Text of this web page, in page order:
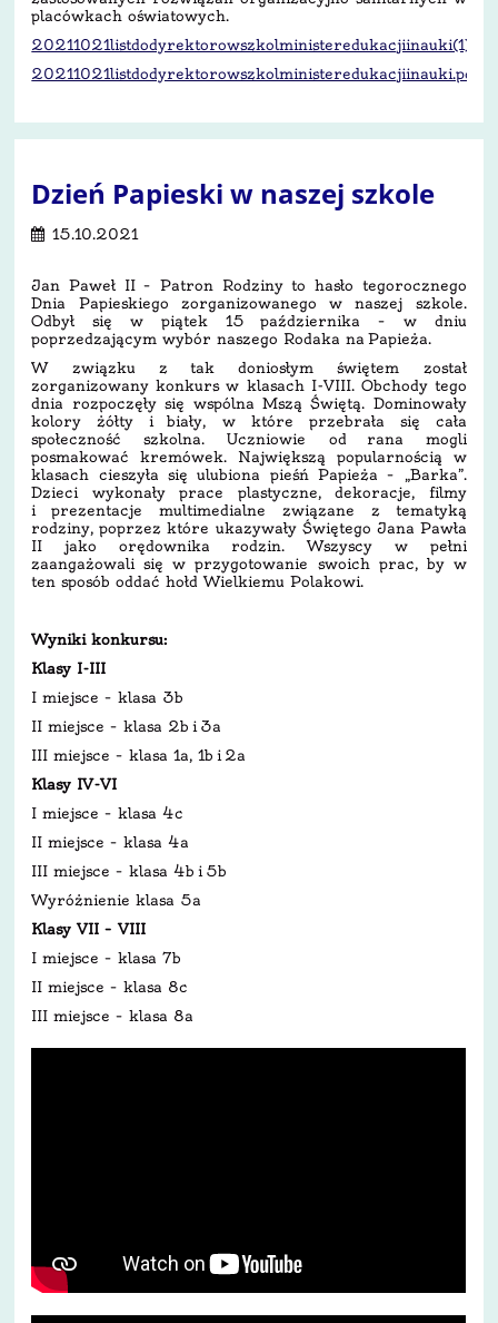
placówkach oświatowych.
20211021listdodyrektorowszkolministeredukacjiinauki.pdf
Dzień Papieski w naszej szkole
15.10.2021
Jan Paweł II – Patron Rodziny to hasło tegorocznego
Dnia Papieskiego zorganizowanego w naszej szkole.
Odbył się w piątek 15 października – w dniu
poprzedzającym wybór naszego Rodaka na Papieża.
W związku z tak doniosłym świętem został
zorganizowany konkurs w klasach I-VIII. Obchody tego
dnia rozpoczęły się wspólna Mszą Świętą. Dominowały
kolory żółty i biały, w które przebrała się cała
społeczność szkolna. Uczniowie od rana mogli
posmakować kremówek. Największą popularnością w
klasach cieszyła się ulubiona pieśń Papieża – „Barka”.
Dzieci wykonały prace plastyczne, dekoracje, filmy
i prezentacje multimedialne związane z tematyką
rodziny, poprzez które ukazywały Świętego Jana Pawła
II jako orędownika rodzin. Wszyscy w pełni
zaangażowali się w przygotowanie swoich prac, by w
ten sposób oddać hołd Wielkiemu Polakowi.
Wyniki konkursu:
Klasy I-III
I miejsce – klasa 3b
II miejsce – klasa 2b i 3a
III miejsce – klasa 1a, 1b i 2a
Klasy IV-VI
I miejsce – klasa 4c
II miejsce – klasa 4a
III miejsce – klasa 4b i 5b
Wyróżnienie klasa 5a
Klasy VII – VIII
I miejsce – klasa 7b
II miejsce – klasa 8c
III miejsce – klasa 8a